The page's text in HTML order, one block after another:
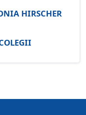
HIRSCHER